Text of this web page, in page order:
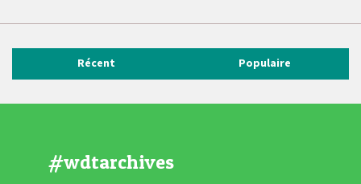
Récent Populaire
#wdtarchives